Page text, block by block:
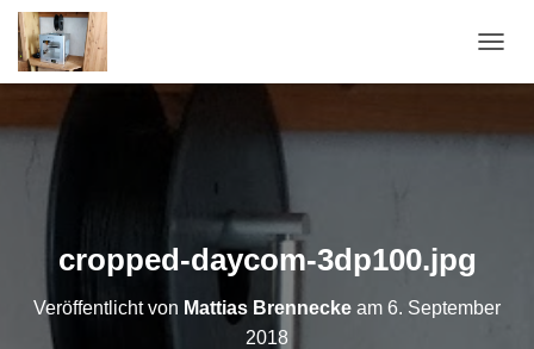
cropped-daycom-3dp100.jpg
Veröffentlicht von Mattias Brennecke am 6. September
2018